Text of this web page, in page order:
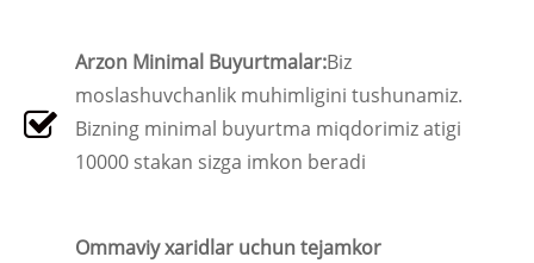
Arzon Minimal Buyurtmalar:Biz
moslashuvchanlik muhimligini tushunamiz.
Bizning minimal buyurtma miqdorimiz atigi
10000 stakan sizga imkon beradi
Ommaviy xaridlar uchun tejamkor